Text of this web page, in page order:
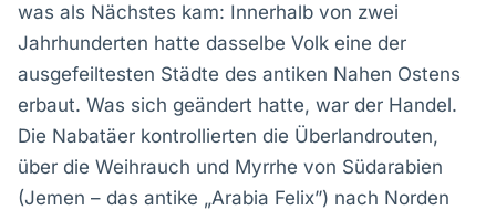
was als Nächstes kam: Innerhalb von zwei
Jahrhunderten hatte dasselbe Volk eine der
ausgefeiltesten Städte des antiken Nahen Ostens
erbaut. Was sich geändert hatte, war der Handel.
Die Nabatäer kontrollierten die Überlandrouten,
über die Weihrauch und Myrrhe von Südarabien
(Jemen – das antike „Arabia Felix”) nach Norden